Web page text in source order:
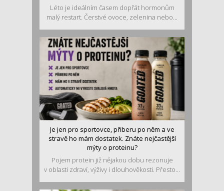
Léto je ideálním časem dopřát hormonům
malý restart. Čerstvé ovoce, zelenina nebo...
Je jen pro sportovce, přiberu po něm a ve
stravě ho mám dostatek. Znáte nejčastější
mýty o proteinu?
Pojem protein již nějakou dobu rezonuje
v oblasti zdraví, výživy i dlouhověkosti. Přesto...